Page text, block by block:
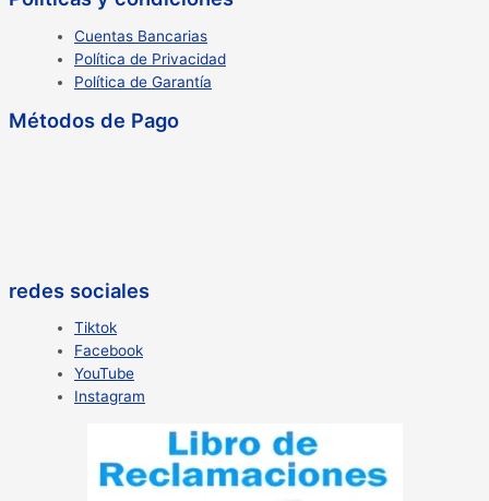
Cuentas Bancarias
Política de Privacidad
Política de Garantía
Métodos de Pago
redes sociales
Tiktok
Facebook
YouTube
Instagram